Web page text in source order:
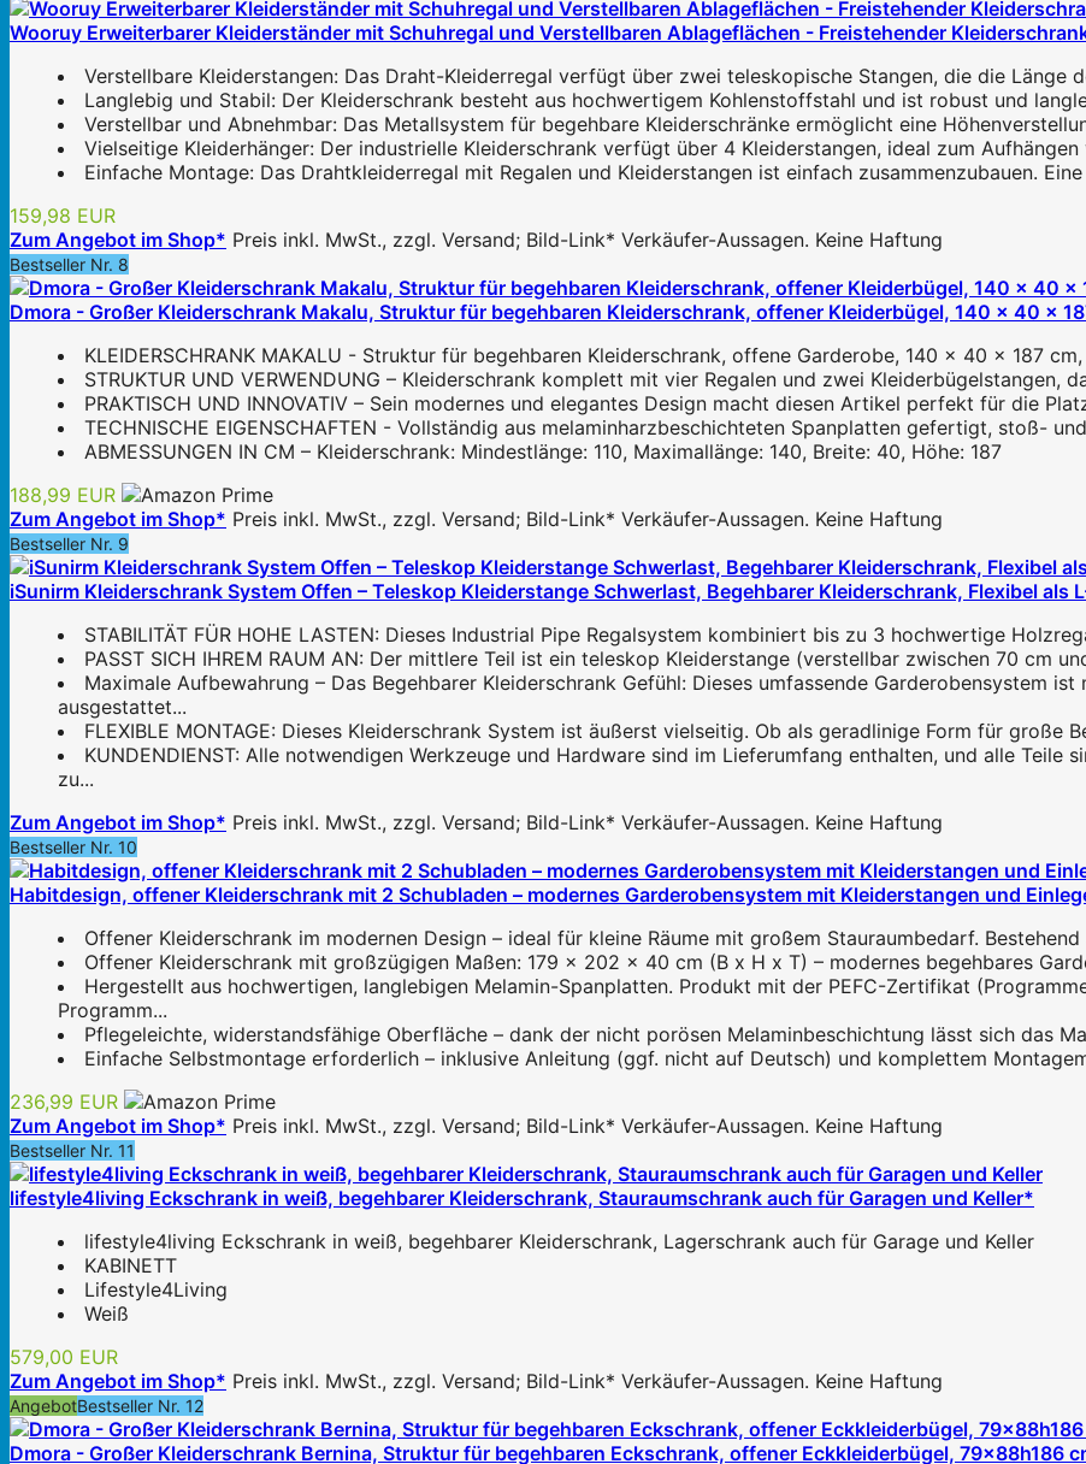
Wooruy Erweiterbarer Kleiderständer mit Schuhregal und Verstellbaren Ablageflächen - Freistehender
Verstellbare Kleiderstangen: Das Draht-Kleiderregal verfügt über zwei teleskopische Stangen, die die Länge
Langlebig und Stabil: Der Kleiderschrank besteht aus hochwertigem Kohlenstoffstahl und ist robust und
Verstellbar und Abnehmbar: Das Metallsystem für begehbare Kleiderschränke ermöglicht eine
Vielseitige Kleiderhänger: Der industrielle Kleiderschrank verfügt über 4 Kleiderstangen, ideal zum
Einfache Montage: Das Drahtkleiderregal mit Regalen und Kleiderstangen ist einfach zusammenzubauen.
159,98 EUR
Zum Angebot im Shop* Preis inkl. MwSt., zzgl. Versand; Bild-Link* Verkäufer-Aussagen. Keine Haftung
Bestseller Nr. 8
Dmora - Großer Kleiderschrank Makalu, Struktur für begehbaren Kleiderschrank, offener Kleiderbügel, 140 x 40 x
KLEIDERSCHRANK MAKALU - Struktur für begehbaren Kleiderschrank, offene Garderobe, 140 x 40 x 187 cm,
STRUKTUR UND VERWENDUNG – Kleiderschrank komplett mit vier Regalen und zwei Kleiderbügelstangen,
PRAKTISCH UND INNOVATIV – Sein modernes und elegantes Design macht diesen Artikel perfekt für die
TECHNISCHE EIGENSCHAFTEN - Vollständig aus melaminharzbeschichteten Spanplatten gefertigt, stoß-
ABMESSUNGEN IN CM – Kleiderschrank: Mindestlänge: 110, Maximallänge: 140, Breite: 40, Höhe: 187
188,99 EUR
Zum Angebot im Shop* Preis inkl. MwSt., zzgl. Versand; Bild-Link* Verkäufer-Aussagen. Keine Haftung
Bestseller Nr. 9
iSunirm Kleiderschrank System Offen – Teleskop Kleiderstange Schwerlast, Begehbarer Kleiderschrank, Flexibel als
STABILITÄT FÜR HOHE LASTEN: Dieses Industrial Pipe Regalsystem kombiniert bis zu 3 hochwertige
PASST SICH IHREM RAUM AN: Der mittlere Teil ist ein teleskop Kleiderstange (verstellbar zwischen 70 cm
Maximale Aufbewahrung – Das Begehbarer Kleiderschrank Gefühl: Dieses umfassende Garderobensystem
ausgestattet...
FLEXIBLE MONTAGE: Dieses Kleiderschrank System ist äußerst vielseitig. Ob als geradlinige Form für große
KUNDENDIENST: Alle notwendigen Werkzeuge und Hardware sind im Lieferumfang enthalten, und alle Teile
zu...
Zum Angebot im Shop* Preis inkl. MwSt., zzgl. Versand; Bild-Link* Verkäufer-Aussagen. Keine Haftung
Bestseller Nr. 10
Habitdesign, offener Kleiderschrank mit 2 Schubladen – modernes Garderobensystem mit Kleiderstangen und
Offener Kleiderschrank im modernen Design – ideal für kleine Räume mit großem Stauraumbedarf.
Offener Kleiderschrank mit großzügigen Maßen: 179 x 202 x 40 cm (B x H x T) – modernes begehbares
Hergestellt aus hochwertigen, langlebigen Melamin-Spanplatten. Produkt mit der PEFC-Zertifikat
Programm...
Pflegeleichte, widerstandsfähige Oberfläche – dank der nicht porösen Melaminbeschichtung lässt sich das
Einfache Selbstmontage erforderlich – inklusive Anleitung (ggf. nicht auf Deutsch) und komplettem
236,99 EUR
Zum Angebot im Shop* Preis inkl. MwSt., zzgl. Versand; Bild-Link* Verkäufer-Aussagen. Keine Haftung
Bestseller Nr. 11
lifestyle4living Eckschrank in weiß, begehbarer Kleiderschrank, Stauraumschrank auch für Garagen und Keller*
lifestyle4living Eckschrank in weiß, begehbarer Kleiderschrank, Lagerschrank auch für Garage und Keller
KABINETT
Lifestyle4Living
Weiß
579,00 EUR
Zum Angebot im Shop* Preis inkl. MwSt., zzgl. Versand; Bild-Link* Verkäufer-Aussagen. Keine Haftung
AngebotBestseller Nr. 12
Dmora - Großer Kleiderschrank Bernina, Struktur für begehbaren Eckschrank, offener Eckkleiderbügel, 79x88h186